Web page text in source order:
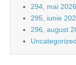
294, mai 2026
295, iunie
296, august
Uncategorized